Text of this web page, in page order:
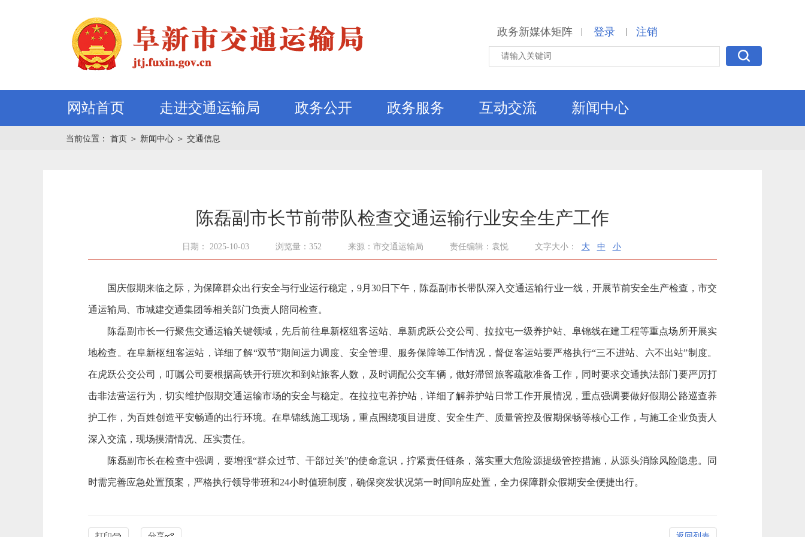
政务新媒体矩阵 | 登录 | 注销
网站首页 走进交通运输局 政务公开 政务服务 互动交流 新闻中心
当前位置： 首页 ＞ 新闻中心 ＞ 交通信息
陈磊副市长节前带队检查交通运输行业安全生产工作
日期： 2025-10-03 浏览量：352 来源：市交通运输局 责任编辑：袁悦 文字大小： 大 中 小
国庆假期来临之际，为保障群众出行安全与行业运行稳定，9月30日下午，陈磊副市长带队深入交通运输行业一线，开展节前安全生产检查，市交
通运输局、市城建交通集团等相关部门负责人陪同检查。
陈磊副市长一行聚焦交通运输关键领域，先后前往阜新枢纽客运站、阜新虎跃公交公司、拉拉屯一级养护站、阜锦线在建工程等重点场所开展实
地检查。 在阜新枢纽客运站，详细了解“双节”期间运力调度、安全管理、服务保障等工作情况，督促客运站要严格执行“三不进站、六不出站”制度。
在虎跃公交公司，叮嘱公司要根据高铁开行班次和到站旅客人数，及时调配公交车辆，做好滞留旅客疏散准备工作，同时要求交通执法部门要严厉打
击非法营运行为，切实维护假期交通运输市场的安全与稳定。在拉拉屯养护站，详细了解养护站日常工作开展情况，重点强调要做好假期公路巡查养
护工作，为百姓创造平安畅通的出行环境。在阜锦线施工现场，重点围绕项目进度、安全生产、质量管控及假期保畅等核心工作，与施工企业负责人
深入交流，现场摸清情况、压实责任。
陈磊副市长在检查中强调，要增强“群众过节、干部过关”的使命意识，拧紧责任链条，落实重大危险源提级管控措施，从源头消除风险隐患。同
时需完善应急处置预案，严格执行领导带班和24小时值班制度，确保突发状况第一时间响应处置，全力保障群众假期安全便捷出行。